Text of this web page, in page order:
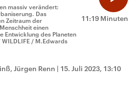
11:19 Minuten
massiv verändert:
Das
Zeitraum der
einen
Entwicklung des Planeten
/ M.Edwards
Jürgen Renn | 15. Juli 2023, 13:10